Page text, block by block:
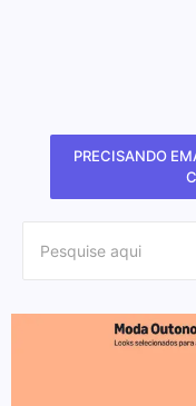
PRECISANDO